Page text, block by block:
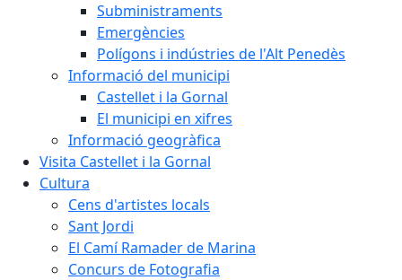
Subministraments
Emergències
Polígons i indústries de l'Alt Penedès
Informació del municipi
Castellet i la Gornal
El municipi en xifres
Informació geogràfica
Visita Castellet i la Gornal
Cultura
Cens d'artistes locals
Sant Jordi
El Camí Ramader de Marina
Concurs de Fotografia